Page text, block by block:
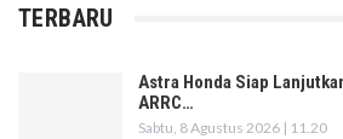
TERBARU
Astra Honda Siap
ARRC…
Sabtu, 8 Agustus 2026 | 11.20